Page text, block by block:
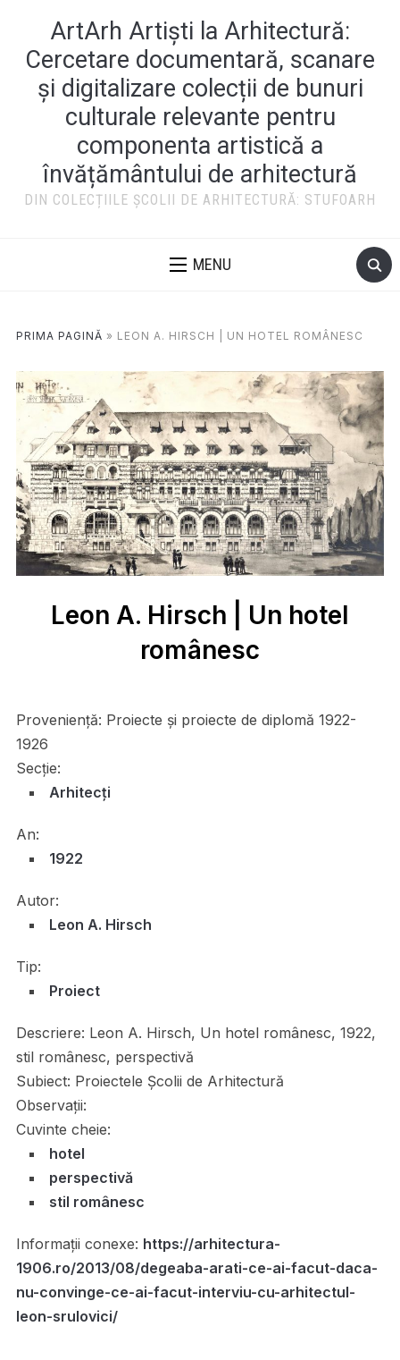
ArtArh Artiști la Arhitectură:
Cercetare documentară, scanare
și digitalizare colecții de bunuri
culturale relevante pentru
componenta artistică a
învățământului de arhitectură
DIN COLECȚIILE ȘCOLII DE ARHITECTURĂ: STUFOARH
MENU
PRIMA PAGINĂ » LEON A. HIRSCH | UN HOTEL ROMÂNESC
Leon A. Hirsch | Un hotel
românesc
Proveniență: Proiecte și proiecte de diplomă 1922-
1926
Secție:
Arhitecți
An:
1922
Autor:
Leon A. Hirsch
Tip:
Proiect
Descriere: Leon A. Hirsch, Un hotel românesc, 1922,
stil românesc, perspectivă
Subiect: Proiectele Școlii de Arhitectură
Observații:
Cuvinte cheie:
hotel
perspectivă
stil românesc
Informații conexe: https://arhitectura-
1906.ro/2013/08/degeaba-arati-ce-ai-facut-daca-
nu-convinge-ce-ai-facut-interviu-cu-arhitectul-
leon-srulovici/